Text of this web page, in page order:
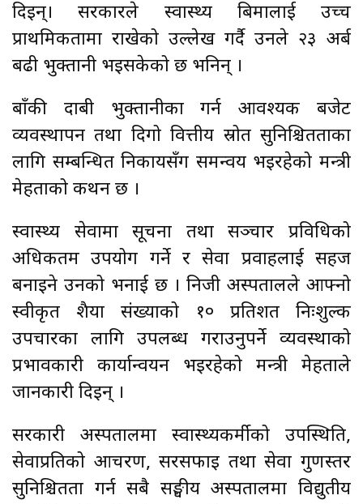
दिइन्। सरकारले स्वास्थ्य बिमालाई उच्च
प्राथमिकतामा राखेको उल्लेख गर्दै उनले २३ अर्ब
बढी भुक्तानी भइसकेको छ भनिन् ।
बाँकी दाबी भुक्तानीका गर्न आवश्यक बजेट
व्यवस्थापन तथा दिगो वित्तीय स्रोत सुनिश्चितताका
लागि सम्बन्धित निकायसँग समन्वय भइरहेको मन्त्री
मेहताको कथन छ ।
स्वास्थ्य सेवामा सूचना तथा सञ्चार प्रविधिको
अधिकतम उपयोग गर्ने र सेवा प्रवाहलाई सहज
बनाइने उनको भनाई छ । निजी अस्पतालले आफ्नो
स्वीकृत शैया संख्याको १० प्रतिशत निःशुल्क
उपचारका लागि उपलब्ध गराउनुपर्ने व्यवस्थाको
प्रभावकारी कार्यान्वयन भइरहेको मन्त्री मेहताले
जानकारी दिइन् ।
सरकारी अस्पतालमा स्वास्थ्यकर्मीको उपस्थिति,
सेवाप्रतिको आचरण, सरसफाइ तथा सेवा गुणस्तर
सुनिश्चितता गर्न सबै सङ्घीय अस्पतालमा विद्युतीय